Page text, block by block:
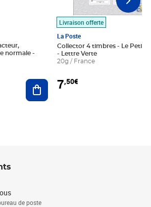
Ajouter au panier
Livraison offerte
La Poste
Collector 4 timbres - Le Petit
- Lettre Verte
20g / France
7,50€
de poste